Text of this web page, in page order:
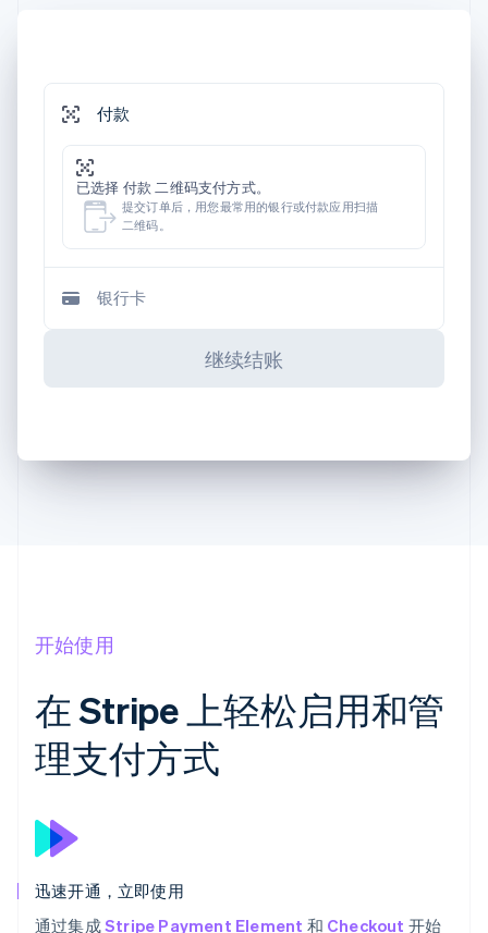
付款
已选择 付款 二维码支付方式。
提交订单后，用您最常用的银行或付款应用扫描
二维码。
银行卡
继续结账
开始使用
在 Stripe 上轻松启用和管
理支付方式
迅速开通，立即使用
通过集成Stripe Payment Element 和 Checkout 开始